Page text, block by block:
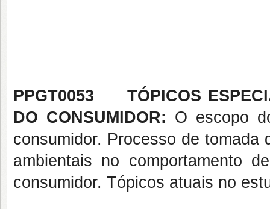
PPGT0053 TÓPICOS
DO CONSUMIDOR: O escopo
consumidor. Processo de
ambientais no comportamento
consumidor. Tópicos atuais no